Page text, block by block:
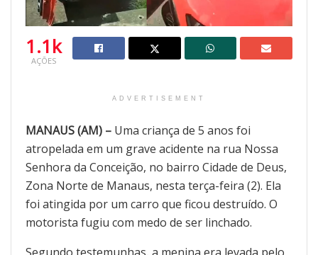
1.1k
AÇÕES
ADVERTISEMENT
MANAUS (AM) – Uma criança de 5 anos foi
atropelada em um grave acidente na rua Nossa
Senhora da Conceição, no bairro Cidade de Deus,
Zona Norte de Manaus, nesta terça-feira (2). Ela
foi atingida por um carro que ficou destruído. O
motorista fugiu com medo de ser linchado.